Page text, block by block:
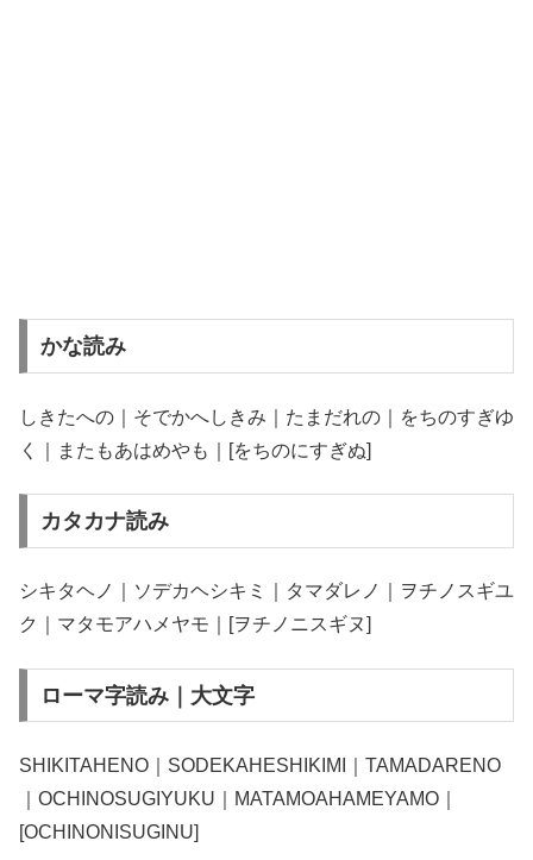
かな読み
しきたへの｜そでかへしきみ｜たまだれの｜をちのすぎゆ
く｜またもあはめやも｜[をちのにすぎぬ]
カタカナ読み
シキタヘノ｜ソデカヘシキミ｜タマダレノ｜ヲチノスギユ
ク｜マタモアハメヤモ｜[ヲチノニスギヌ]
ローマ字読み｜大文字
SHIKITAHENO｜SODEKAHESHIKIMI｜TAMADARENO
｜OCHINOSUGIYUKU｜MATAMOAHAMEYAMO｜
[OCHINONISUGINU]